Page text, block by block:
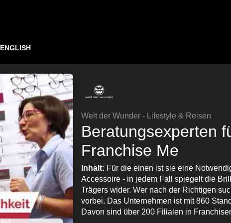
ENGLISH
Welt der Wunder - Lifestyle & Reisen
Beratungsexperten
Franchise Me
Inhalt: Für die einen ist sie eine
Accessoire - in jedem Fall spiegelt die
Trägers wider. Wer nach der Richtigen
vorbei. Das Unternehmen ist mit 860
Davon sind über 200 Filialen in